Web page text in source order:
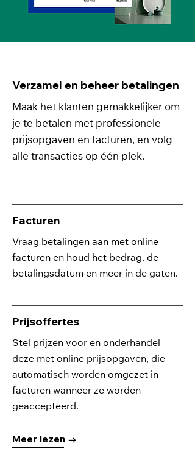
Verzamel en beheer betalingen
Maak het klanten gemakkelijker om
je te betalen met professionele
prijsopgaven en facturen, en volg
alle transacties op één plek.
Facturen
Vraag betalingen aan met online
facturen en houd het bedrag, de
betalingsdatum en meer in de gaten.
Prijsoffertes
Stel prijzen voor en onderhandel
deze met online prijsopgaven, die
automatisch worden omgezet in
facturen wanneer ze worden
geaccepteerd.
Meer lezen →